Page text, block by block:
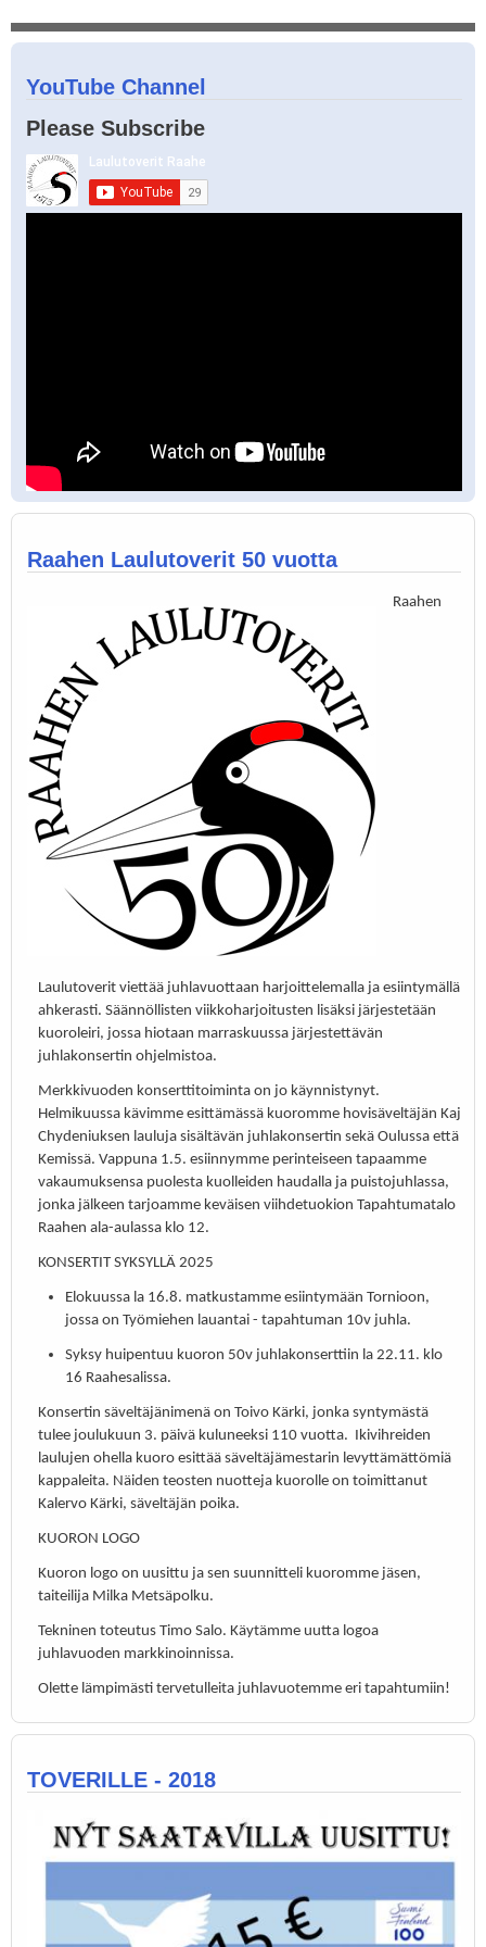
YouTube Channel
Please Subscribe
Raahen Laulutoverit 50 vuotta
Raahen
Laulutoverit viettää juhlavuottaan harjoittelemalla ja esiintymällä
ahkerasti. Säännöllisten viikkoharjoitusten lisäksi järjestetään
kuoroleiri, jossa hiotaan marraskuussa järjestettävän
juhlakonsertin ohjelmistoa.
Merkkivuoden konserttitoiminta on jo käynnistynyt.
Helmikuussa kävimme esittämässä kuoromme hovisäveltäjän Kaj
Chydeniuksen lauluja sisältävän juhlakonsertin sekä Oulussa että
Kemissä. Vappuna 1.5. esiinnymme perinteiseen tapaamme
vakaumuksensa puolesta kuolleiden haudalla ja puistojuhlassa,
jonka jälkeen tarjoamme keväisen viihdetuokion Tapahtumatalo
Raahen ala-aulassa klo 12.
KONSERTIT SYKSYLLÄ 2025
Elokuussa la 16.8. matkustamme esiintymään Tornioon,
jossa on Työmiehen lauantai - tapahtuman 10v juhla.
Syksy huipentuu kuoron 50v juhlakonserttiin la 22.11. klo
16 Raahesalissa.
Konsertin säveltäjänimenä on Toivo Kärki, jonka syntymästä
tulee joulukuun 3. päivä kuluneeksi 110 vuotta. Ikivihreiden
laulujen ohella kuoro esittää säveltäjämestarin levyttämättömiä
kappaleita. Näiden teosten nuotteja kuorolle on toimittanut
Kalervo Kärki, säveltäjän poika.
KUORON LOGO
Kuoron logo on uusittu ja sen suunnitteli kuoromme jäsen,
taiteilija Milka Metsäpolku.
Tekninen toteutus Timo Salo. Käytämme uutta logoa
juhlavuoden markkinoinnissa.
Olette lämpimästi tervetulleita juhlavuotemme eri tapahtumiin!
TOVERILLE - 2018